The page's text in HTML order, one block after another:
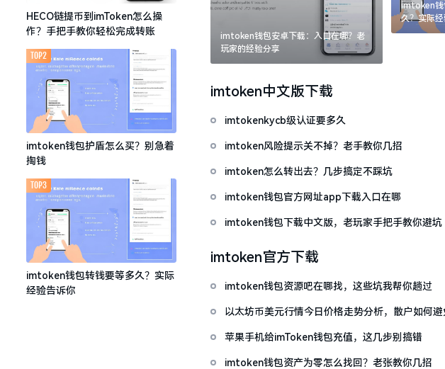
HECO链提币到imToken怎么操
作？手把手教你轻松完成转账
imtoken钱包护盾怎么买？别急着
掏钱
TOP2
imtoken钱包转钱要等多久？实际
经验告诉你
TOP3
imtoken钱包安卓下载：入口在哪？老
玩家的经验分享
imtoken钱
久？实际
imtoken中文版下载
imtokenkycb级认证要多久
imtoken风险提示关不掉？老手教你几招
imtoken怎么转出去？几步搞定不踩坑
imtoken钱包官方网址app下载入口在哪
imtoken钱包下载中文版，老玩家手把手教你避坑
imtoken官方下载
imtoken钱包资源吧在哪找，这些坑我帮你趟过
以太坊币美元行情今日价格走势分析，散户如何避
苹果手机给imToken钱包充值，这几步别搞错
imtoken钱包资产为零怎么找回？老张教你几招